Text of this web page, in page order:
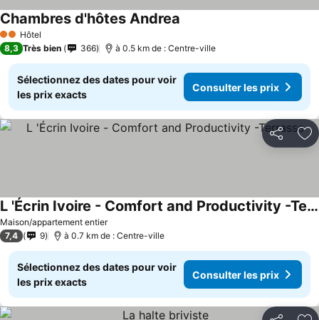
2 Étoiles
Hôtel
Chambres d'hôtes Andrea
8,3 Très bien 366 à 0.5 km de : Centre-ville
Sélectionnez des dates pour voir
les prix exacts
Consulter les prix
Partager
Maison/appartement entier
L 'Écrin Ivoire - Comfort and Productivity -Terrasse
Consulter les prix
7,4 9 à 0.7 km de : Centre-ville
Sélectionnez des dates pour voir
les prix exacts
Consulter les prix